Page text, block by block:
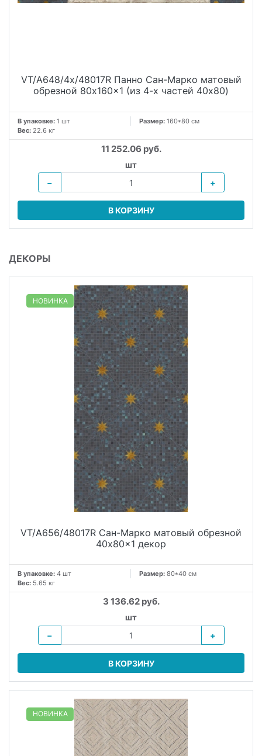
VT/A648/4x/48017R Панно Сан-Марко матовый
обрезной 80x160x1 (из 4-х частей 40х80)
В упаковке: 1 шт Размер: 160*80 см
Вес: 22.6 кг
11 252.06 руб.
шт
−
+
В КОРЗИНУ
ДЕКОРЫ
НОВИНКА
VT/A656/48017R Сан-Марко матовый обрезной
40x80x1 декор
В упаковке: 4 шт Размер: 80*40 см
Вес: 5.65 кг
3 136.62 руб.
шт
−
+
В КОРЗИНУ
НОВИНКА